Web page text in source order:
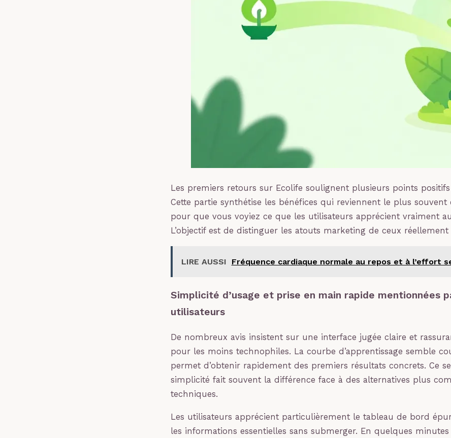
Les premiers retours sur Ecolife soulignent plusieurs points
Cette partie synthétise les bénéfices qui reviennent le plus souvent
pour que vous voyiez ce que les utilisateurs apprécient vraiment
L’objectif est de distinguer les atouts marketing de ceux réellement
LIRE AUSSI Fréquence cardiaque normale au repos et à l’effort
Simplicité d’usage et prise en main rapide mentionnées
utilisateurs
De nombreux avis insistent sur une interface jugée claire et
pour les moins technophiles. La courbe d’apprentissage semble
permet d’obtenir rapidement des premiers résultats concrets. Ce
simplicité fait souvent la différence face à des alternatives plus
techniques.
Les utilisateurs apprécient particulièrement le tableau de bord
les informations essentielles sans submerger. En quelques minutes